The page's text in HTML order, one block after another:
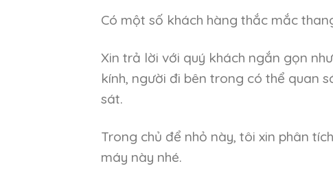
Có một số khách hàng thắc mắc
Xin trả lời với quý khách ngắn gọn
kính, người đi bên trong có thể quan
sát.
Trong chủ để nhỏ này, tôi xin phân
máy này nhé.